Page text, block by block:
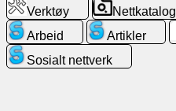
Spill
Søke
på
Verktøy
Nettkatalog
Arbeid
Artikler
Sosialt nettverk